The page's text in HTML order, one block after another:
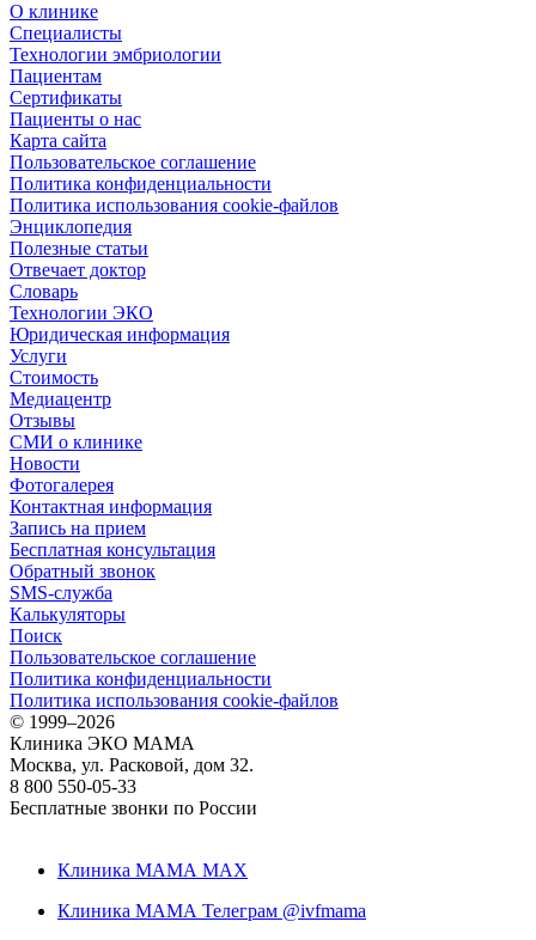
О клинике
Специалисты
Технологии эмбриологии
Пациентам
Сертификаты
Пациенты о нас
Карта сайта
Пользовательское соглашение
Политика конфиденциальности
Политика использования cookie-файлов
Энциклопедия
Полезные статьи
Отвечает доктор
Словарь
Технологии ЭКО
Юридическая информация
Услуги
Стоимость
Медиацентр
Отзывы
СМИ о клинике
Новости
Фотогалерея
Контактная информация
Запись на прием
Бесплатная консультация
Обратный звонок
SMS-служба
Калькуляторы
Поиск
Пользовательское соглашение
Политика конфиденциальности
Политика использования cookie-файлов
© 1999–2026
Клиника ЭКО МАМА
Москва, ул. Расковой, дом 32.
8 800 550-05-33
Бесплатные звонки по России
Клиника МАМА MAX
Клиника МАМА Телеграм @ivfmama